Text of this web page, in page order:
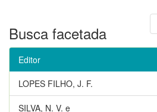
Busca facetada
Editor
LOPES FILHO, J. F.
SILVA, N. V. e